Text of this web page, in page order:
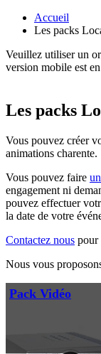
Accueil
Les packs
Veuillez utiliser un
version mobile est
Les packs
Vous pouvez créer
animations charente.
Vous pouvez faire
engagement ni
pouvez effectuer
la date de votre
Contactez nous pour
Nous vous
Pack Vidéo